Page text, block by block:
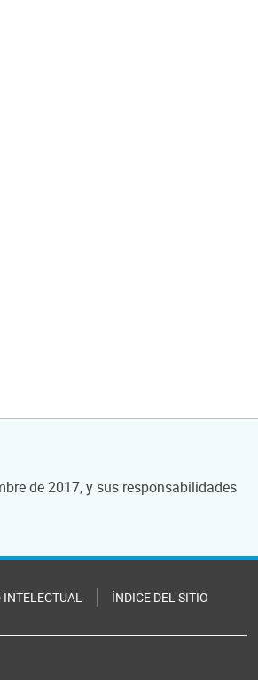
de 2017, y sus responsabilidades
INTELECTUAL ÍNDICE DEL SITIO